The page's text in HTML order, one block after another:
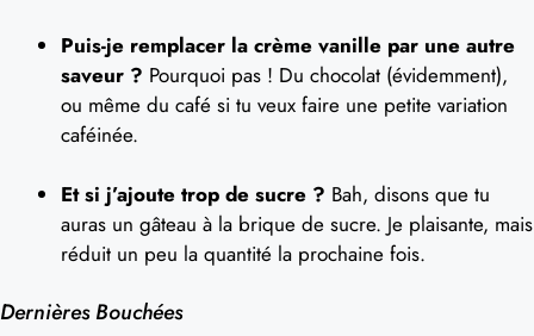
Puis-je remplacer la crème vanille par une autre
saveur ? Pourquoi pas ! Du chocolat (évidemment),
ou même du café si tu veux faire une petite variation
caféinée.
Et si j’ajoute trop de sucre ? Bah, disons que tu
auras un gâteau à la brique de sucre. Je plaisante, mais
réduit un peu la quantité la prochaine fois.
Dernières Bouchées